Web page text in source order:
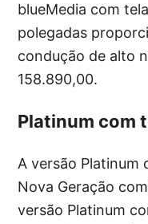
blueMedia com
polegadas
condução de alto
158.890,00.
Platinum com
A versão Platinum
Nova Geração
versão Platinum